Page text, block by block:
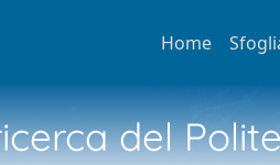
Home
del